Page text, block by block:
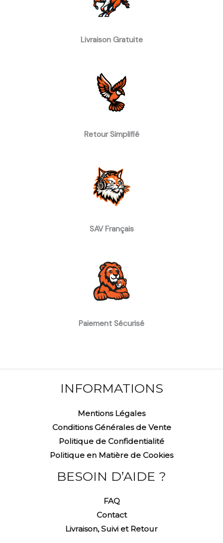
Livraison Gratuite
Retour Simplifié
SAV Français
Paiement Sécurisé
INFORMATIONS
Mentions Légales
Conditions Générales de Vente
Politique de Confidentialité
Politique en Matière de Cookies
BESOIN D’AIDE ?
FAQ
Contact
Livraison, Suivi et Retour